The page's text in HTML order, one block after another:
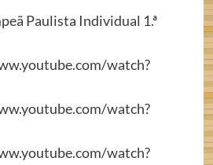
Paulista Individual 1.ª
watch?
watch?
watch?